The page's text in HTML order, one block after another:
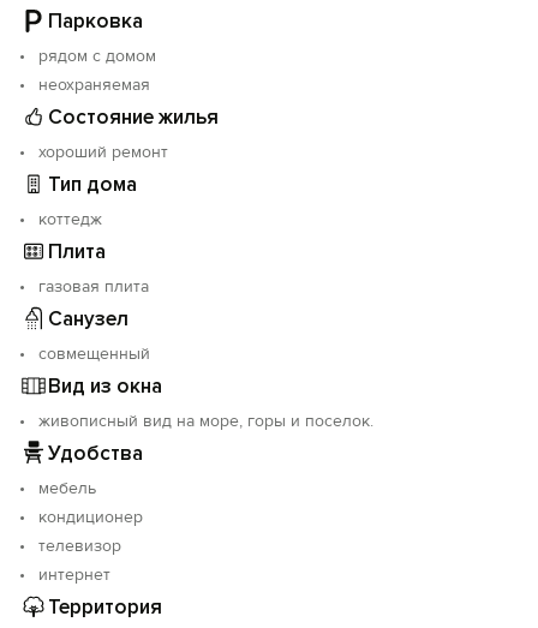
Парковка
рядом с домом
неохраняемая
Состояние жилья
хороший ремонт
Тип дома
коттедж
Плита
газовая плита
Санузел
совмещенный
Вид из окна
живописный вид на море, горы и поселок.
Удобства
мебель
кондиционер
телевизор
интернет
Территория